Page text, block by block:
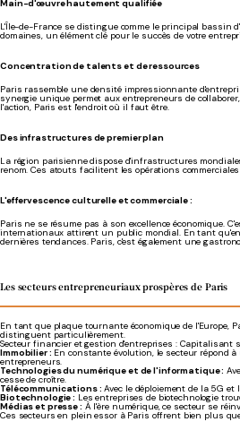
Main-d'œuvrehautement qualifiée
L'Île-de-France se distingue comme le principal bassin
domaines, un élément clé pour le succès de votre
Concentration de talents et de ressources
Paris rassemble une densité impressionnante
synergie unique permet aux entrepreneurs de
l'action, Paris est l'endroit où il faut être.
Des infrastructures de premier plan
La région parisienne dispose d'infrastructures
renom. Ces atouts facilitent les opérations
L'effervescence culturelle et commerciale :
Paris ne se résume pas à son excellence économique.
internationaux attirent un public mondial. En tant
dernières tendances. Paris, c'est également une
Les secteurs entrepreneuriaux prospères de Paris
En tant que plaque tournante économique de l'Europe,
distinguent particulièrement.
Secteur financier et gestion d'entreprises :
Immobilier : En constante évolution, le secteur répond
entrepreneurs.
Technologies du numérique et de l'informatique :
cesse de croître.
Télécommunications : Avec le déploiement de la 5G
Biotechnologie : Les entreprises de biotechnologie
Médias et presse : À l'ère numérique, ce secteur se
Ces secteurs en plein essor à Paris offrent bien plus